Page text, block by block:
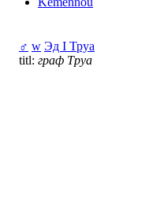
♂ w Эд I Труа
titl: граф Труа